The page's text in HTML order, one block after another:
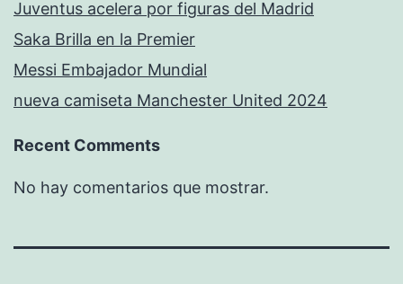
Juventus acelera por figuras del Madrid
Saka Brilla en la Premier
Messi Embajador Mundial
nueva camiseta Manchester United 2024
Recent Comments
No hay comentarios que mostrar.